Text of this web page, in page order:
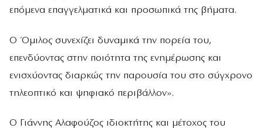
επόμενα επαγγελματικά και προσωπικά της βήματα.
Ο Όμιλος συνεχίζει δυναμικά την πορεία του,
επενδύοντας στην ποιότητα της ενημέρωσης και
ενισχύοντας διαρκώς την παρουσία του στο σύγχρονο
τηλεοπτικό και ψηφιακό περιβάλλον».
Ο Γιάννης Αλαφούζος ιδιοκτήτης και μέτοχος του